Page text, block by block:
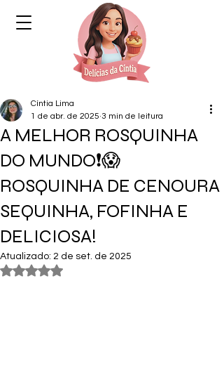
A MELHOR ROSQUINHA
DO MUNDO❗😱
ROSQUINHA DE CENOURA
SEQUINHA, FOFINHA E
DELICIOSA!
Cíntia Lima
1 de abr. de 2025 3 min de leitura
Atualizado: 2 de set. de 2025
Avaliado com NaN de 5 estrelas.